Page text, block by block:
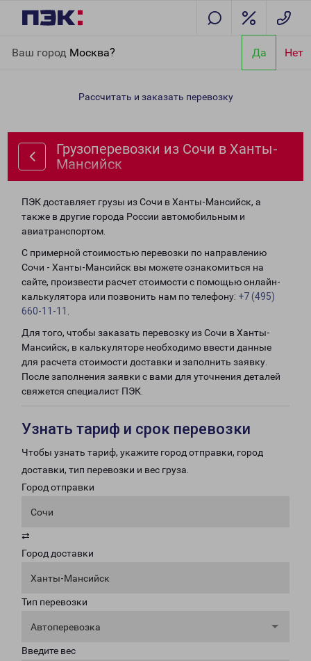
Ваш город Москва? Да Нет
Мансийск
Рассчитать и заказать перевозку
Грузоперевозки из Сочи в Ханты-
Мансийск
ПЭК доставляет грузы из Сочи в Ханты-Мансийск, а
также в другие города России автомобильным и
авиатранспортом.
С примерной стоимостью перевозки по направлению
Сочи - Ханты-Мансийск вы можете ознакомиться на
сайте, произвести расчет стоимости с помощью онлайн-
калькулятора или позвонить нам по телефону: +7 (495)
660-11-11
Для того, чтобы заказать перевозку из Сочи в Ханты-
Мансийск, в калькуляторе необходимо ввести данные
для расчета стоимости доставки и заполнить заявку.
После заполнения заявки с вами для уточнения деталей
свяжется специалист ПЭК.
Узнать тариф и срок перевозки
Чтобы узнать тариф, укажите город отправки, город
доставки, тип перевозки и вес груза.
Город отправки
Сочи
⇄
Город доставки
Ханты-Мансийск
Тип перевозки
Автоперевозка
Введите вес